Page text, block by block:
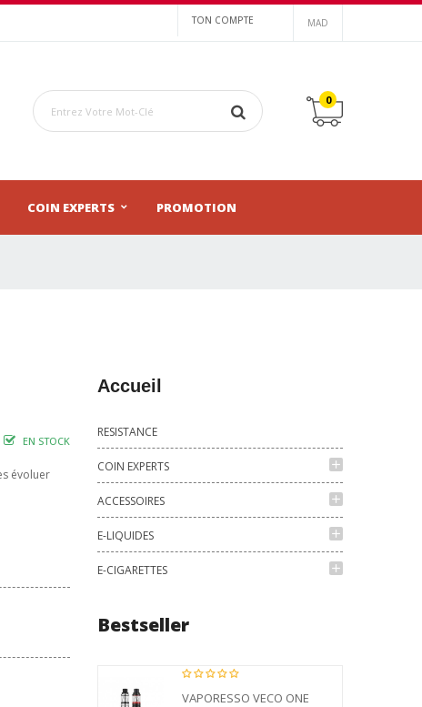
TON COMPTE MAD
0
COIN EXPERTS PROMOTION
EN STOCK
évoluer
Accueil
RESISTANCE
COIN EXPERTS add
ACCESSOIRES add
E-LIQUIDES add
E-CIGARETTES add
Bestseller
VAPORESSO VECO ONE